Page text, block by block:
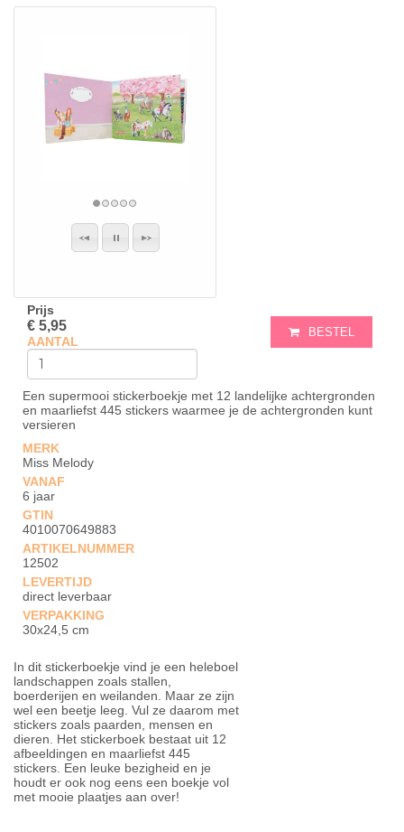
Prijs
€ 5,95
AANTAL
BESTEL
Een supermooi stickerboekje met 12 landelijke achtergronden
en maarliefst 445 stickers waarmee je de achtergronden kunt
versieren
MERK
Miss Melody
VANAF
6 jaar
GTIN
4010070649883
ARTIKELNUMMER
12502
LEVERTIJD
direct leverbaar
VERPAKKING
30x24,5 cm
In dit stickerboekje vind je een heleboel
landschappen zoals stallen,
boerderijen en weilanden. Maar ze zijn
wel een beetje leeg. Vul ze daarom met
stickers zoals paarden, mensen en
dieren. Het stickerboek bestaat uit 12
afbeeldingen en maarliefst 445
stickers. Een leuke bezigheid en je
houdt er ook nog eens een boekje vol
met mooie plaatjes aan over!